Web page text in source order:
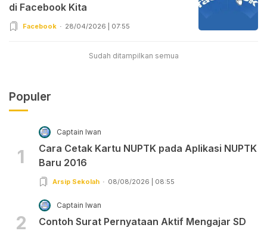
di Facebook Kita
Facebook 28/04/2026 | 07:55
Sudah ditampilkan semua
Populer
1
Captain Iwan
Cara Cetak Kartu NUPTK pada Aplikasi NUPTK
Baru 2016
Arsip Sekolah 08/08/2026 | 08:55
2
Captain Iwan
Contoh Surat Pernyataan Aktif Mengajar SD